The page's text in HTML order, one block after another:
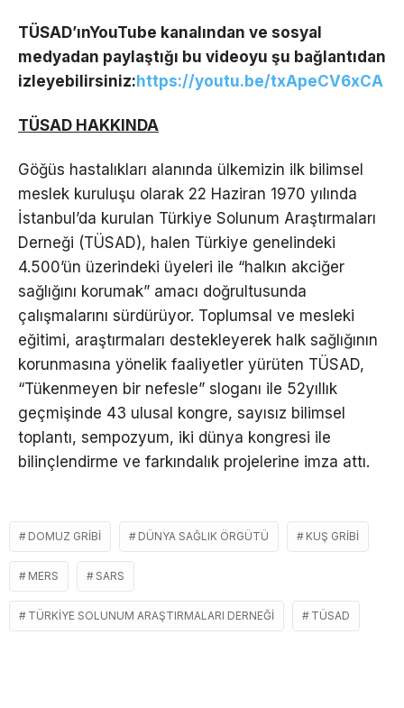
TÜSAD’ınYouTube kanalından ve sosyal
medyadan paylaştığı bu videoyu şu bağlantıdan
izleyebilirsiniz:https://youtu.be/txApeCV6xCA
TÜSAD HAKKINDA
Göğüs hastalıkları alanında ülkemizin ilk bilimsel
meslek kuruluşu olarak 22 Haziran 1970 yılında
İstanbul’da kurulan Türkiye Solunum Araştırmaları
Derneği (TÜSAD), halen Türkiye genelindeki
4.500’ün üzerindeki üyeleri ile “halkın akciğer
sağlığını korumak” amacı doğrultusunda
çalışmalarını sürdürüyor. Toplumsal ve mesleki
eğitimi, araştırmaları destekleyerek halk sağlığının
korunmasına yönelik faaliyetler yürüten TÜSAD,
“Tükenmeyen bir nefesle” sloganı ile 52yıllık
geçmişinde 43 ulusal kongre, sayısız bilimsel
toplantı, sempozyum, iki dünya kongresi ile
bilinçlendirme ve farkındalık projelerine imza attı.
DOMUZ GRIBI DÜNYA SAĞLIK ÖRGÜTÜ KUŞ GRIBI
MERS SARS
TÜRKIYE SOLUNUM ARAŞTIRMALARI DERNEĞI TÜSAD